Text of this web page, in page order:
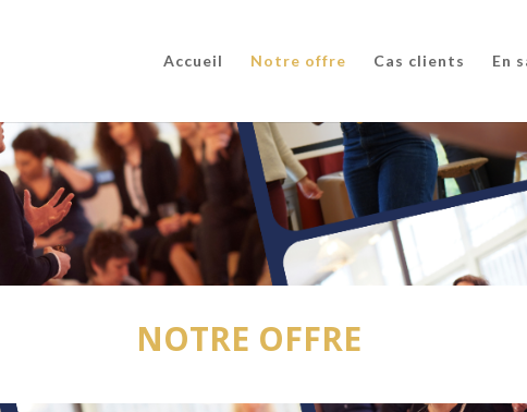
Accueil Notre offre Cas clients En
NOTRE OFFRE